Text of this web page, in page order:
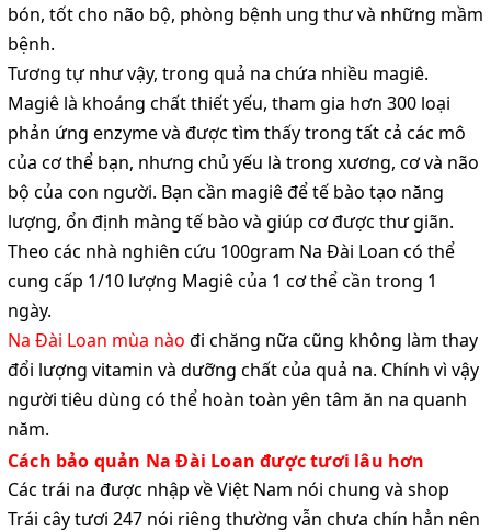
bón, tốt cho não bộ, phòng bệnh ung thư và những mầm
bệnh.
Tương tự như vậy, trong quả na chứa nhiều magiê.
Magiê là khoáng chất thiết yếu, tham gia hơn 300 loại
phản ứng enzyme và được tìm thấy trong tất cả các mô
của cơ thể bạn, nhưng chủ yếu là trong xương, cơ và não
bộ của con người. Bạn cần magiê để tế bào tạo năng
lượng, ổn định màng tế bào và giúp cơ được thư giãn.
Theo các nhà nghiên cứu 100gram Na Đài Loan có thể
cung cấp 1/10 lượng Magiê của 1 cơ thể cần trong 1
ngày.
Na Đài Loan mùa nào đi chăng nữa cũng không làm thay
đổi lượng vitamin và dưỡng chất của quả na. Chính vì vậy
người tiêu dùng có thể hoàn toàn yên tâm ăn na quanh
năm.
Cách bảo quản Na Đài Loan được tươi lâu hơn
Các trái na được nhập về Việt Nam nói chung và shop
Trái cây tươi 247 nói riêng thường vẫn chưa chín hẳn nên